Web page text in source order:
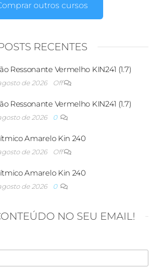
outros cursos
RECENTES
Ressonante Vermelho KIN241 (1.7)
de 2026 Off
Ressonante Vermelho KIN241 (1.7)
de 2026 0
Amarelo Kin 240
de 2026 Off
Amarelo Kin 240
de 2026 0
NO SEU EMAIL!